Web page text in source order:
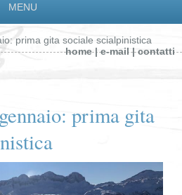
MENU
prima gita sociale scialpinistica
home|e-mail|contatti
prima gita